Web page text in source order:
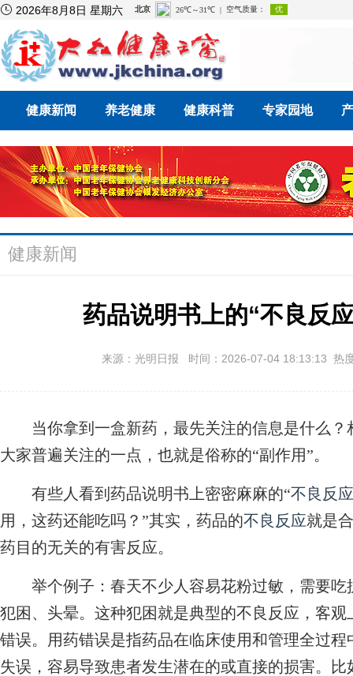
 2026年8月8日 星期六
健康新闻 养老健康 健康科普 专家园地
健康新闻
药品说明书上的“不良反
来源：光明日报 时间：2026-07-04 18:13:13 热
当你拿到一盒新药，最先关注的信息是什么？
大家普遍关注的一点，也就是俗称的“副作用”。
有些人看到药品说明书上密密麻麻的“不良反应
用，这药还能吃吗？”其实，药品的不良反应就是
药目的无关的有害反应。
举个例子：春天不少人容易花粉过敏，需要吃
犯困、头晕。这种犯困就是典型的不良反应，客
错误。用药错误是指药品在临床使用和管理全过
失误，容易导致患者发生潜在的或直接的损害。